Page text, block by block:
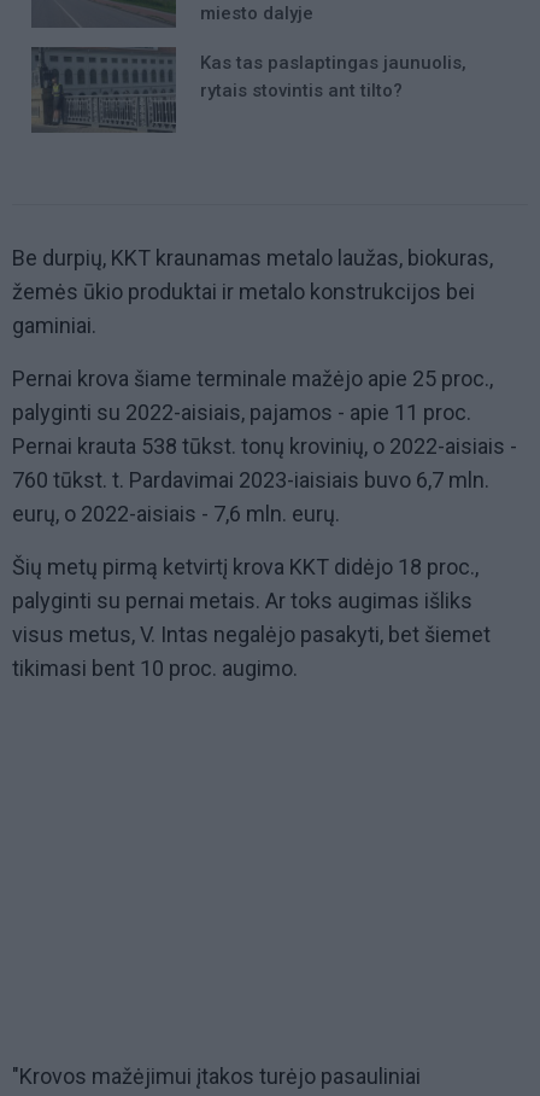
miesto dalyje
Kas tas paslaptingas jaunuolis,
rytais stovintis ant tilto?
Be durpių, KKT kraunamas metalo laužas, biokuras,
žemės ūkio produktai ir metalo konstrukcijos bei
gaminiai.
Pernai krova šiame terminale mažėjo apie 25 proc.,
palyginti su 2022-aisiais, pajamos - apie 11 proc.
Pernai krauta 538 tūkst. tonų krovinių, o 2022-aisiais -
760 tūkst. t. Pardavimai 2023-iaisiais buvo 6,7 mln.
eurų, o 2022-aisiais - 7,6 mln. eurų.
Šių metų pirmą ketvirtį krova KKT didėjo 18 proc.,
palyginti su pernai metais. Ar toks augimas išliks
visus metus, V. Intas negalėjo pasakyti, bet šiemet
tikimasi bent 10 proc. augimo.
"Krovos mažėjimui įtakos turėjo pasauliniai